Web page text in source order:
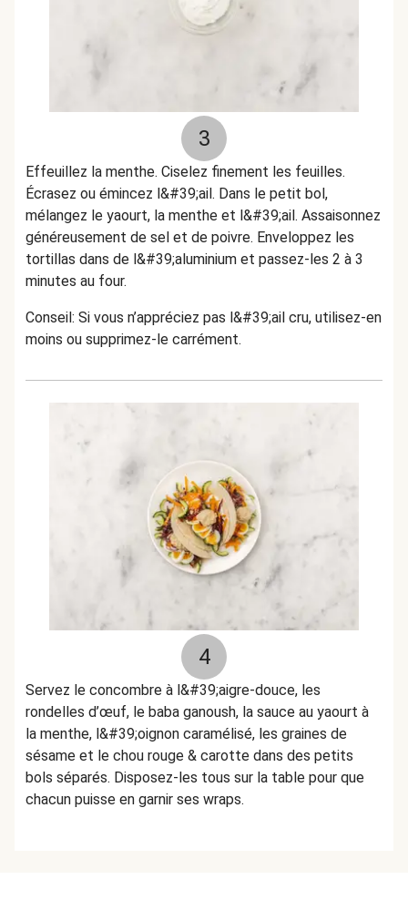
3
Effeuillez la menthe. Ciselez finement les feuilles.
Écrasez ou émincez l&#39;ail. Dans le petit bol,
mélangez le yaourt, la menthe et l&#39;ail. Assaisonnez
généreusement de sel et de poivre. Enveloppez les
tortillas dans de l&#39;aluminium et passez-les 2 à 3
minutes au four.
Conseil: Si vous n’appréciez pas l&#39;ail cru, utilisez-en
moins ou supprimez-le carrément.
4
Servez le concombre à l&#39;aigre-douce, les
rondelles d’œuf, le baba ganoush, la sauce au yaourt à
la menthe, l&#39;oignon caramélisé, les graines de
sésame et le chou rouge & carotte dans des petits
bols séparés. Disposez-les tous sur la table pour que
chacun puisse en garnir ses wraps.